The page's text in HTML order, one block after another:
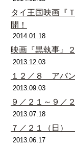
タイ王国映画『
開！
2014.01.18
映画『黒執事』
2013.12.03
１２／８ アバ
2013.09.03
９／２１～９／
2013.07.18
７／２１（日）
2013.06.17